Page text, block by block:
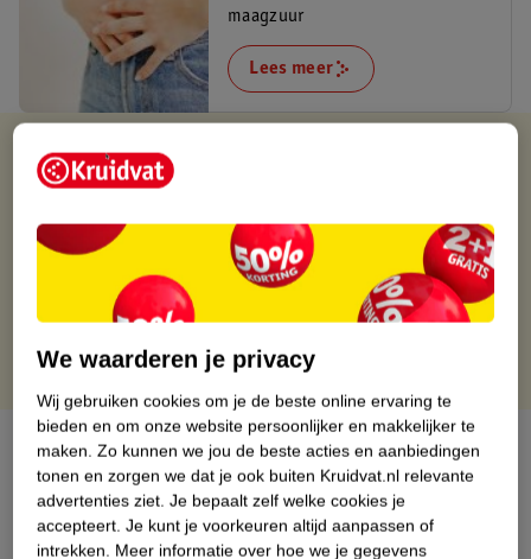
maagzuur
Lees meer
Verkocht en verstuurd door
Gratis thuisbezorgd
Gratis retourneren via verkooppartner.
Gratis punten met je Kruidvat kaart
Over dit product
Productinformatie
We waarderen je privacy
Wij gebruiken cookies om je de beste online ervaring te
bieden en om onze website persoonlijker en makkelijker te
maken. Zo kunnen we jou de beste acties en aanbiedingen
tonen en zorgen we dat je ook buiten Kruidvat.nl relevante
advertenties ziet. Je bepaalt zelf welke cookies je
accepteert. Je kunt je voorkeuren altijd aanpassen of
intrekken. Meer informatie over hoe we je gegevens